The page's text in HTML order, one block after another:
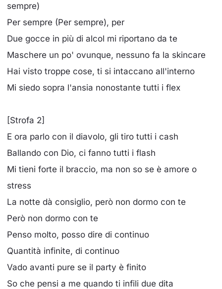
sempre)
Per sempre (Per sempre), per
Due gocce in più di alcol mi riportano da te
Maschere un po' ovunque, nessuno fa la skincare
Hai visto troppe cose, ti si intaccano all'interno
Mi siedo sopra l'ansia nonostante tutti i flex
[Strofa 2]
E ora parlo con il diavolo, gli tiro tutti i cash
Ballando con Dio, ci fanno tutti i flash
Mi tieni forte il braccio, ma non so se è amore o
stress
La notte dà consiglio, però non dormo con te
Però non dormo con te
Penso molto, posso dire di continuo
Quantità infinite, di continuo
Vado avanti pure se il party è finito
So che pensi a me quando ti infili due dita